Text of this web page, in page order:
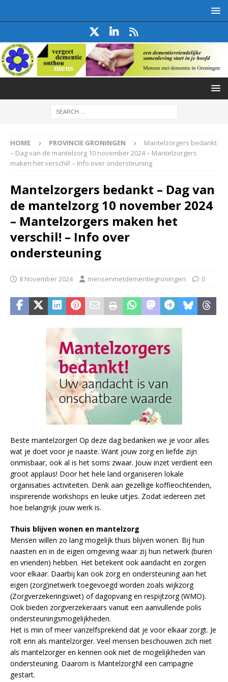
HOME PROVINCIE GRONINGEN
Mantelzorgers bedankt
– Dag van de mantelzorg 10 november 2024 – Mantelzorgers
maken het verschil! – Info over ondersteuning
Mantelzorgers bedankt – Dag van
de mantelzorg 10 november 2024
– Mantelzorgers maken het
verschil! – Info over
ondersteuning
8 November 2024 mensenmetdementiegroningen 0
Beste mantelzorger! Op deze dag bedanken we je voor alles
wat je doet voor je naaste. Want jouw zorg en liefde zijn
onmisbaar, ook al is het soms zwaar. Jouw inzet verdient een
groot applaus! Door het hele land organiseren lokale
organisaties activiteiten. Denk aan gezellige koffieochtenden,
inspirerende workshops en leuke uitjes. Zodat iedereen ziet
hoe belangrijk jouw werk is.
Thuis blijven wonen en mantelzorg
Mensen willen zo lang mogelijk thuis blijven wonen. Bij hun
naasten en in de eigen omgeving waar zij hun netwerk (buren
en vrienden) hebben. Het betekent ook aandacht en zorgen
voor elkaar. Daarbij kan ook zorg en ondersteuning aan het
eigen (zorg)netwerk toegevoegd worden zoals wijkzorg
(Zorgverzekeringswet) of dagopvang en respijtzorg (WMO).
Ook bieden zorgverzekeraars vanuit een aanvullende polis
ondersteuningsmogelijkheden.
Het is min of meer vanzelfsprekend dat je voor elkaar zorgt. Je
rolt erin als mantelzorger. Veel mensen beschouwen zich niet
als mantelzorger en kennen ook niet de mogelijkheden van
ondersteuning. Daarom is MantelzorgNl een campagne
gestart.